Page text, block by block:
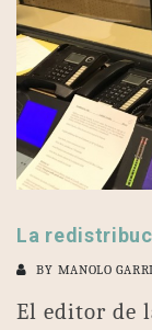
La
BY MANOLO
El editor de